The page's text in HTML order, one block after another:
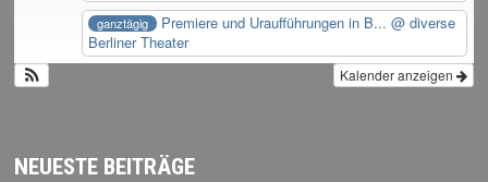
ganztägig Premiere und Uraufführungen in B... @ diverse
Berliner Theater
Kalender anzeigen
NEUESTE BEITRÄGE